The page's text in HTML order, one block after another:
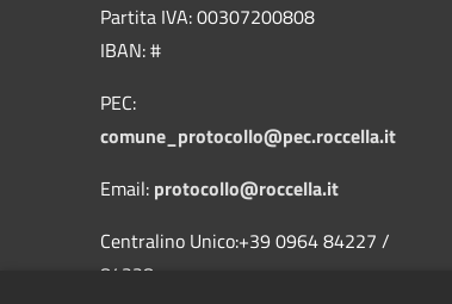
Partita IVA: 00307200808
IBAN: #
PEC:
comune_protocollo@pec.roccella.it
Email: protocollo@roccella.it
Centralino Unico:+39 0964 84227 /
84228